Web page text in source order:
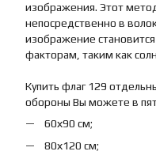
изображения. Этот
непосредственно в
изображение
факторам, таким как
Купить флаг 129
обороны Вы можете в
60х90 см;
80х120 см;